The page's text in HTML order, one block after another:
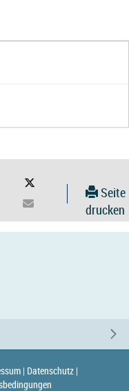
Seite
drucken
| Datenschutz |